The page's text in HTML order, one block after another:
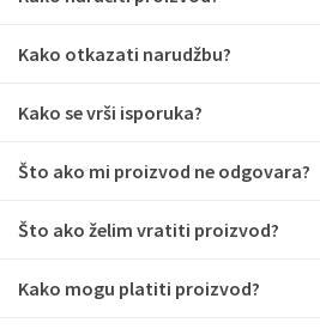
Kako otkazati narudžbu?
Kako se vrši isporuka?
Što ako mi proizvod ne odgovara?
Što ako želim vratiti proizvod?
Kako mogu platiti proizvod?